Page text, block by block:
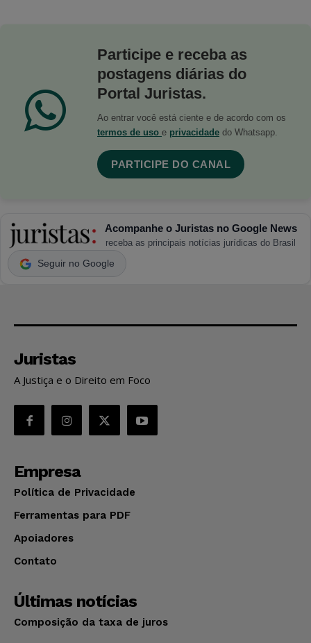
Participe e receba as
postagens diárias do
Portal Juristas.
Ao entrar você está ciente e de acordo com os
termos de uso e privacidade do Whatsapp.
PARTICIPE DO CANAL
Acompanhe o Juristas no Google News
receba as principais notícias jurídicas do Brasil
Seguir no Google
Juristas
A Justiça e o Direito em Foco
Empresa
Política de Privacidade
Ferramentas para PDF
Apoiadores
Contato
Últimas notícias
Composição da taxa de juros